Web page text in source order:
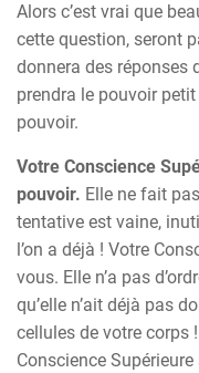
Alors c’est vrai que
cette question, seront
donnera des réponses
prendra le pouvoir
pouvoir.
Votre Conscience
pouvoir. Elle ne fait
tentative est vaine,
l’on a déjà ! Votre
vous. Elle n’a pas
qu’elle n’ait déjà pas
cellules de votre corps
Conscience